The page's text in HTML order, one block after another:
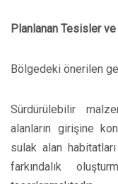
Planlanan Tesisler ve
Bölgedeki önerilen
Sürdürülebilir
alanların girişine
sulak alan
farkındalık